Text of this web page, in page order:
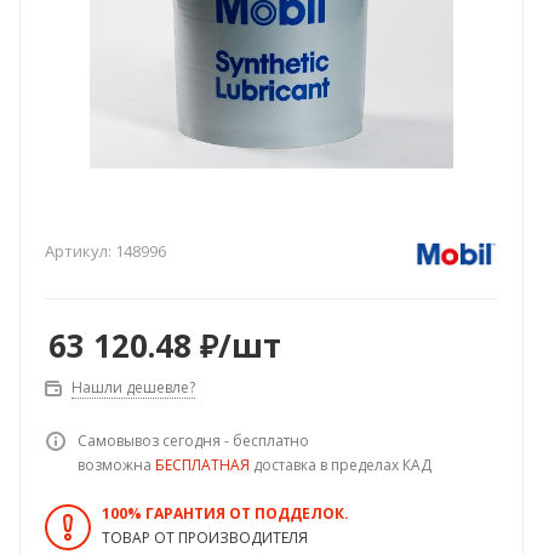
Артикул: 148996
63 120.48 ₽/шт
Нашли дешевле?
Самовывоз сегодня - бесплатно
возможна БЕСПЛАТНАЯ доставка в пределах КАД
100% ГАРАНТИЯ ОТ ПОДДЕЛОК.
ТОВАР ОТ ПРОИЗВОДИТЕЛЯ